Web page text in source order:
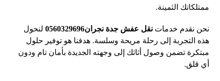
ممتلكاتك الثمينة.
نحن نقدم خدماتنقل عفش جدة نجران0560329696
لنحول
هذه التجربة إلى رحلة مريحة وسلسة. هدفنا هو توفير حلول
مبتكرة تضمن وصول أثاثك إلى وجهته الجديدة بأمان تام ودون
أي قلق.